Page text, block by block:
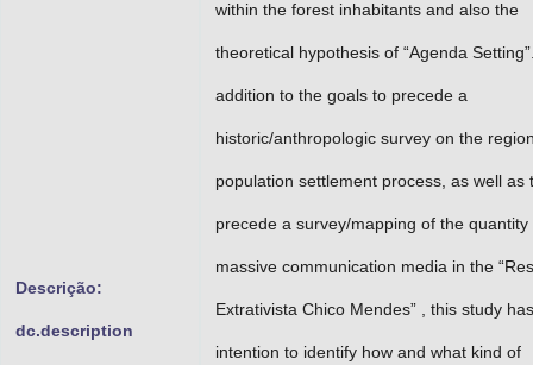
Descrição:
dc.description
within the forest inhabitants and also the
theoretical hypothesis of “Agenda
addition to the goals to precede a
historic/anthropologic survey on the
population settlement process, as well as
precede a survey/mapping of the quantity
massive communication media in the
Extrativista Chico Mendes” , this study
intention to identify how and what kind of